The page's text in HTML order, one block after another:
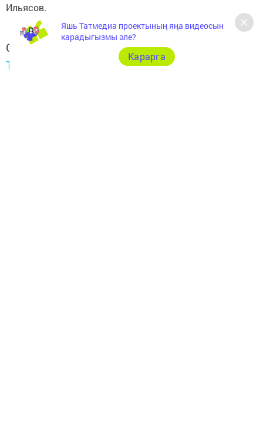
Ильясов.
Следите за самым важным и интересным в
Telegram-канале
Татмедиа
Яшь Татмедиа проектының яңа видеосын
карадыгызмы әле?
Карарга